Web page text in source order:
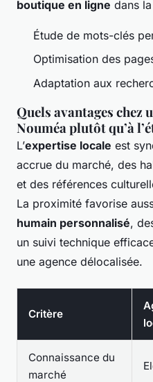
boutique en ligne dans
Étude de mots-clés
Optimisation des
Adaptation aux
Quels avantages chez
Nouméa plutôt qu’à
L’expertise locale est
accrue du marché, des
et des références
La proximité favorise
humain personnalisé,
un suivi technique
une agence délocalisée.
Critère
Connaissance du
marché